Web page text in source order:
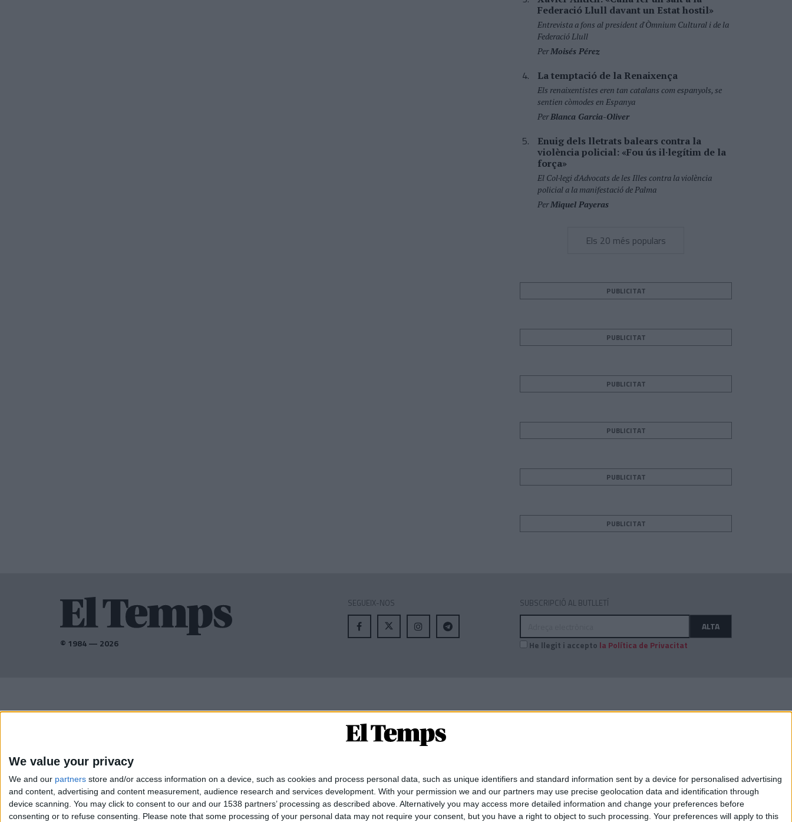
We value your privacy
We and our partners store and/or access information on a device, such as cookies and process personal data, such as unique identifiers and standard information sent by a device for personalised advertising
and content, advertising and content measurement, audience research and services development. With your permission we and our partners may use precise geolocation data and identification through
device scanning. You may click to consent to our and our 1538 partners’ processing as described above. Alternatively you may access more detailed information and change your preferences before
consenting or to refuse consenting.
Please note that some processing of your personal data may not require your consent, but you have a right to object to such processing. Your preferences will apply to this
Federació Llull davant un Estat hostil»
Entrevista a fons al president d'Òmnium Cultural i de la
Federació Llull
PerMoisés Pérez
La temptació de la Renaixença
Els renaixentistes eren tan catalans com espanyols, se
sentien còmodes en Espanya
PerBlanca Garcia-Oliver
Enuig dels lletrats balears contra la
violència policial: «Fou ús il·legítim de la
força»
El Col·legi d'Advocats de les Illes contra la violència
policial a la manifestació de Palma
PerMiquel Payeras
Els 20 més populars
PUBLICITAT
PUBLICITAT
PUBLICITAT
PUBLICITAT
PUBLICITAT
PUBLICITAT
© 1984 — 2026
SEGUEIX-NOS SUBSCRIPCIÓ AL BUTLLETÍ
Adreça
ALTA
He llegit i accepto la Política de Privacitat